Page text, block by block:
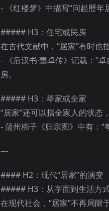
- 《红楼梦》中描写“问起歷年
##### H3：住宅或民房
在古代文献中，“居家”有时也
- 《后汉书·董卓传》记载：“
房。
##### H3：举家或全家
“居家”还可以指全家人的状态
- 蒲州梆子《归宗图》中有：“
---
#### H2：现代“居家”的演变
##### H3：从字面到生活方
在现代社会，“居家”不再局限